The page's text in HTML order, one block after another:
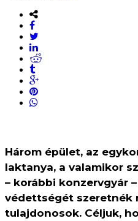
Három épület, az
laktanya, a valamikor
– korábbi konzervgyár
védettségét szeretnék
tulajdonosok. Céljuk,